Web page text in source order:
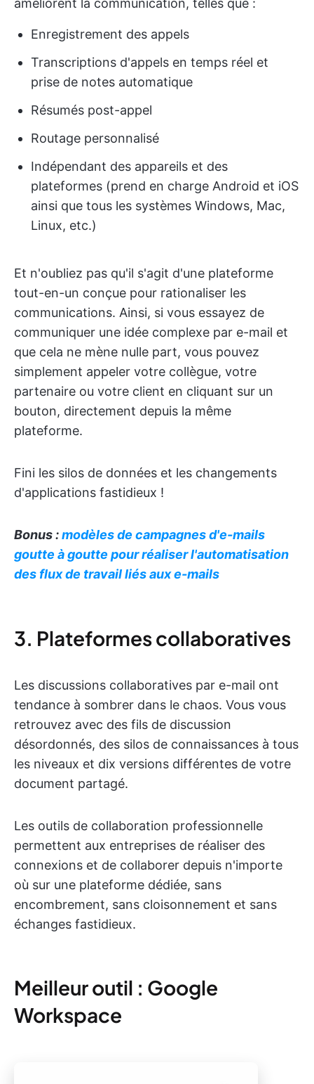
améliorent la communication, telles que :
Enregistrement des appels
Transcriptions d'appels en temps réel et
prise de notes automatique
Résumés post-appel
Routage personnalisé
Indépendant des appareils et des
plateformes (prend en charge Android et iOS
ainsi que tous les systèmes Windows, Mac,
Linux, etc.)
Et n'oubliez pas qu'il s'agit d'une plateforme
tout-en-un conçue pour rationaliser les
communications. Ainsi, si vous essayez de
communiquer une idée complexe par e-mail et
que cela ne mène nulle part, vous pouvez
simplement appeler votre collègue, votre
partenaire ou votre client en cliquant sur un
bouton, directement depuis la même
plateforme.
Fini les silos de données et les changements
d'applications fastidieux !
Bonus :modèles de campagnes d'e-mails
goutte à goutte pour réaliser l'automatisation
des flux de travail liés aux e-mails
3. Plateformes collaboratives
Les discussions collaboratives par e-mail ont
tendance à sombrer dans le chaos. Vous vous
retrouvez avec des fils de discussion
désordonnés, des silos de connaissances à tous
les niveaux et dix versions différentes de votre
document partagé.
Les outils de collaboration professionnelle
permettent aux entreprises de réaliser des
connexions et de collaborer depuis n'importe
où sur une plateforme dédiée, sans
encombrement, sans cloisonnement et sans
échanges fastidieux.
Meilleur outil : Google
Workspace